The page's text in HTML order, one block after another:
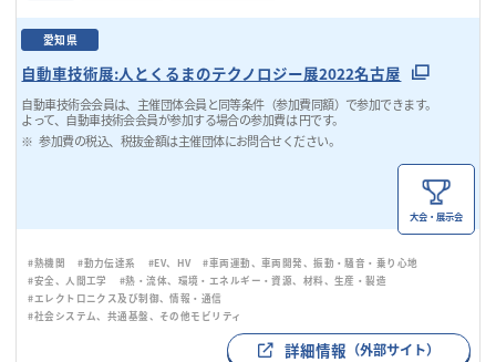
愛知県
自動車技術展:人とくるまのテクノロジー展2022名古屋
自動車技術会会員は、主催団体会員と同等条件（参加費同額）で参加できます。
よって、自動車技術会会員が参加する場合の参加費は 円です。
参加費の税込、税抜金額は主催団体にお問合せください。
大会・展示会
#熱機関 #動力伝達系 #EV、HV
#車両運動、車両開発、振動・騒音・乗り心地
#安全、人間工学
#熱・流体、環境・エネルギー・資源、材料、生産・製造
#エレクトロニクス及び制御、情報・通信
#社会システム、共通基盤、その他モビリティ
詳細情報 （外部サイト）